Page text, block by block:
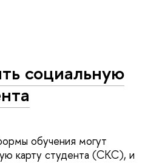
социальную
обучения могут
карту студента (СКС), и